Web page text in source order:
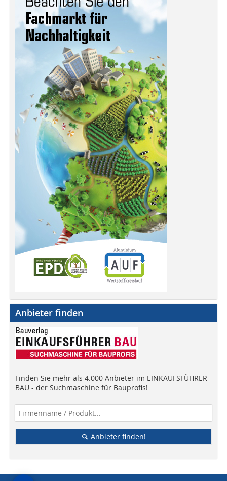
Anbieter finden
Finden Sie mehr als 4.000 Anbieter im EINKAUFSFÜHRER
BAU - der Suchmaschine für Bauprofis!
Anbieter finden!